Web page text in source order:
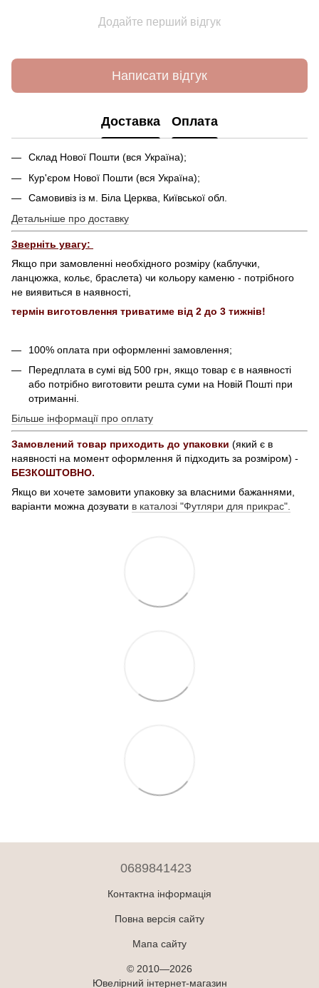
Додайте перший відгук
Написати відгук
Доставка Оплата
Склад Нової Пошти (вся Україна);
Кур'єром Нової Пошти (вся Україна);
Самовивіз із м. Біла Церква, Київської обл.
Детальніше про доставку
Зверніть увагу:
Якщо при замовленні необхідного розміру (каблучки,
ланцюжка, кольє, браслета) чи кольору каменю - потрібного
не виявиться в наявності,
термін виготовлення триватиме від 2 до 3 тижнів!
100% оплата при оформленні замовлення;
Передплата в сумі від 500 грн, якщо товар є в наявності
або потрібно виготовити решта суми на Новій Пошті при
отриманні.
Більше інформації про оплату
Замовлений товар приходить до упаковки (який є в
наявності на момент оформлення й підходить за розміром) -
БЕЗКОШТОВНО.
Якщо ви хочете замовити упаковку за власними бажаннями,
варіанти можна дозувати в каталозі "Футляри для прикрас".
0689841423
Контактна інформація
Повна версія сайту
Мапа сайту
© 2010—2026
Ювелірний інтернет-магазин